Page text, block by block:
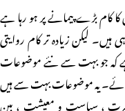
کام بڑے پیمانے پر ہو رہا ہے
لیکن زیادہ تر کام روایتی
کہ جو بہت سے نئے موضوعات
جائے۔ یہ موضوعات بہت سے ہیں
، سیاست و معیشت ، بین